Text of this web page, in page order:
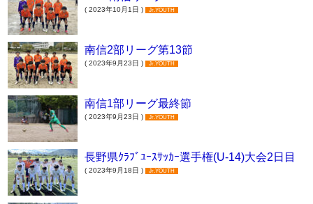
( 2023年10月1日 ) Jr.YOUTH
南信2部リーグ第13節
( 2023年9月23日 ) Jr.YOUTH
南信1部リーグ最終節
( 2023年9月23日 ) Jr.YOUTH
長野県ｸﾗﾌﾞﾕｰｽｻｯｶｰ選手権(U-14)大会2日目
( 2023年9月18日 ) Jr.YOUTH